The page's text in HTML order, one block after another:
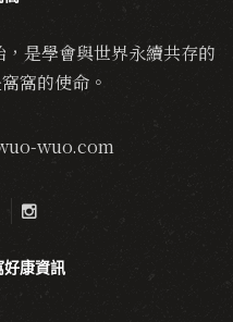
是學會與世界永續共存的
窩的使命。
wuo.com
好康資訊